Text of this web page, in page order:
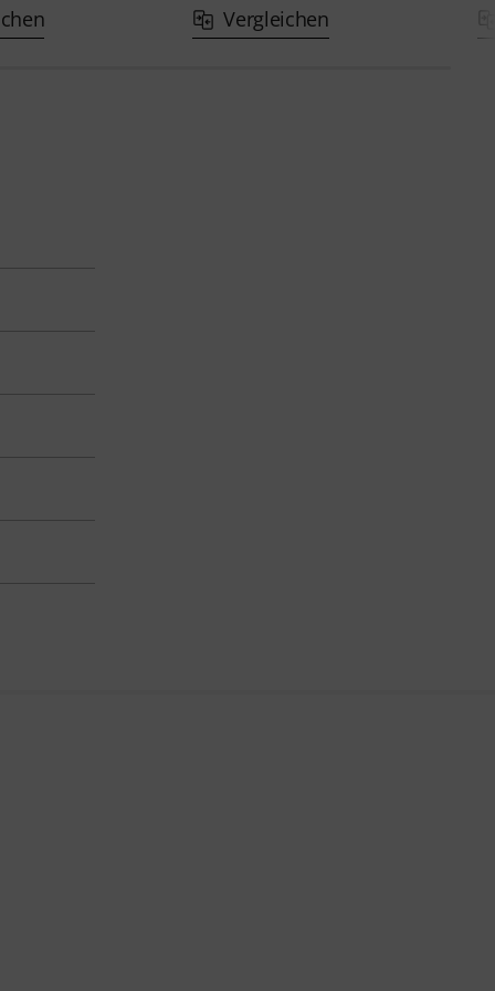
Vergleichen